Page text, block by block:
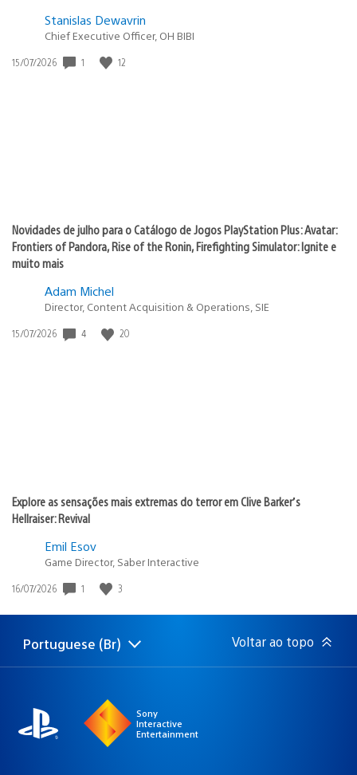
Stanislas Dewavrin
Chief Executive Officer, OH BIBI
Data
15/07/2026 1 12
Novidades de julho para o Catálogo de Jogos PlayStation Plus: Avatar:
Frontiers of Pandora, Rise of the Ronin, Firefighting Simulator: Ignite e
muito mais
Adam Michel
Director, Content Acquisition & Operations, SIE
Data
15/07/2026 4 20
Explore as sensações mais extremas do terror em Clive Barker’s
Hellraiser: Revival
Emil Esov
Game Director, Saber Interactive
Data
publicação:
16/07/2026 1 3
Selecione
uma
Região
atual:
Portuguese (Br) Voltar ao topo
Sony
Interactive
Entertainment